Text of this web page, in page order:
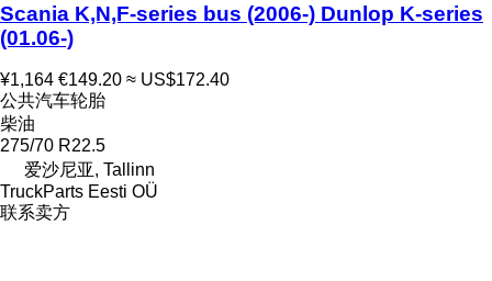
Scania K,N,F-series bus (2006-) Dunlop K-series
(01.06-)
¥1,164 €149.20 ≈ US$172.40
公共汽车轮胎
柴油
275/70 R22.5
爱沙尼亚, Tallinn
TruckParts Eesti OÜ
联系卖方